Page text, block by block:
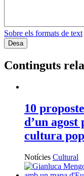
Sobre els formats de text
Continguts
10
d’un agost
cultura
Notícies Cultural